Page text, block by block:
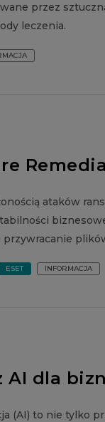
przez
leczenia.
ataków
przywracanie
ESET INFORMACJA
AI dla
(AI) to nie tylko